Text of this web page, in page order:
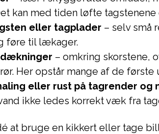
kan med tiden løfte
eller tagplader – selv små
føre til lækager.
– omkring skorstene,
Her opstår mange af de
eller rust på tagrender og
ikke ledes korrekt væk fra
at bruge en kikkert eller tage